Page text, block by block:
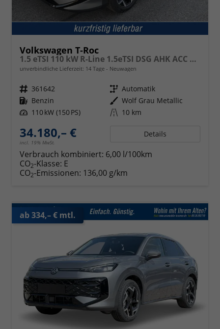
Volkswagen T-Roc
1.5 eTSI 110 kW R-Line 1.5eTSI DSG AHK ACC el. Hk 18 Zoll
unverbindliche Lieferzeit: 14 Tage Neuwagen
Fahrzeugnr. 361642 Getriebe Automatik
Kraftstoff Benzin Außenfarbe Wolf Grau Metallic
Leistung 110 kW (150 PS) Kilometerstand 10 km
34.180,– €
incl. 19% MwSt.
Details
Verbrauch kombiniert: 6,00 l/100km
CO2-Klasse: E
CO2-Emissionen: 136,00 g/km
ab 334,– € mtl.